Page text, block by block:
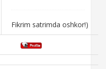
Fikrim satrimda oshkor!)